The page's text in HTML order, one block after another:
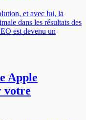
et avec lui, la
dans les résultats des
est devenu un
Apple
votre